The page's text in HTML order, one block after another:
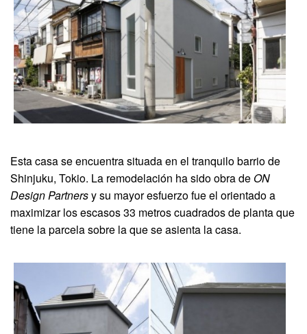
Esta casa se encuentra situada en el tranquilo barrio de
Shinjuku, Tokio. La remodelación ha sido obra deON
Design Partnersy su mayor esfuerzo fue el orientado a
maximizar los escasos 33 metros cuadrados de planta que
tiene la parcela sobre la que se asienta la casa.